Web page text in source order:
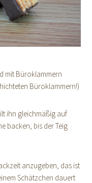
mit Büroklammern
Büroklammern!)
ihn gleichmäßig auf
backen, bis der Teig
anzugeben, das ist
Schätzchen dauert